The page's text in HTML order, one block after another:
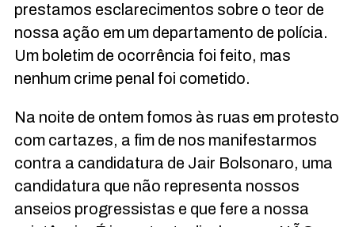
prestamos esclarecimentos sobre o teor de
nossa ação em um departamento de polícia.
Um boletim de ocorrência foi feito, mas
nenhum crime penal foi cometido.
Na noite de ontem fomos às ruas em protesto
com cartazes, a fim de nos manifestarmos
contra a candidatura de Jair Bolsonaro, uma
candidatura que não representa nossos
anseios progressistas e que fere a nossa